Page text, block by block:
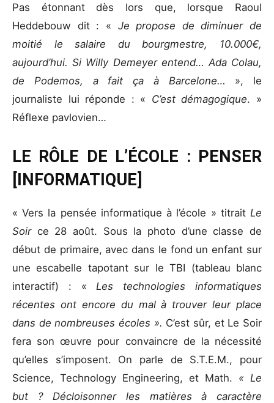
Pas étonnant dès lors que, lorsque Raoul
Heddebouw dit : « Je propose de diminuer de
moitié le salaire du bourgmestre, 10.000€,
aujourd’hui. Si Willy Demeyer entend… Ada Colau,
de Podemos, a fait ça à Barcelone… », le
journaliste lui réponde : « C’est démagogique. »
Réflexe pavlovien…
LE RÔLE DE L’ÉCOLE : PENSER
[INFORMATIQUE]
« Vers la pensée informatique à l’école » titrait Le
Soir ce 28 août. Sous la photo d’une classe de
début de primaire, avec dans le fond un enfant sur
une escabelle tapotant sur le TBI (tableau blanc
interactif) : « Les technologies informatiques
récentes ont encore du mal à trouver leur place
dans de nombreuses écoles ». C’est sûr, et Le Soir
fera son œuvre pour convaincre de la nécessité
qu’elles s’imposent. On parle de S.T.E.M., pour
Science, Technology Engineering, et Math. « Le
but ? Décloisonner les matières à caractère